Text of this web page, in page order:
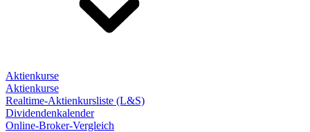
Aktienkurse
Aktienkurse
Realtime-Aktienkursliste (L&S)
Dividendenkalender
Online-Broker-Vergleich